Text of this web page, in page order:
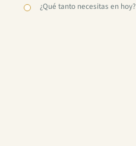
¿Qué tanto necesitas en hoy?